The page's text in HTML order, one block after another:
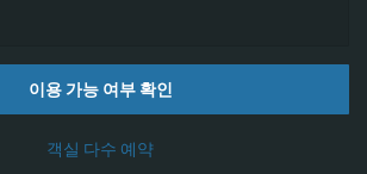
이용 가능 여부 확인
객실 다수 예약